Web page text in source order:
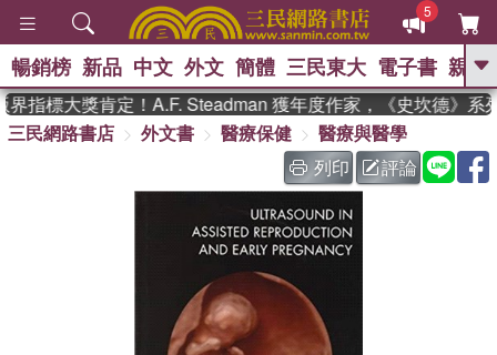
5
GO
熱搜： 東野圭吾 、 The Odyssey
、 如果歷史是一群喵 、 暑期
國際布克獎 臺灣漫遊錄 、 方
、 台灣的李登輝時代
孩：黎曼猜想 、 偉大的迷走神經
暢銷榜 新品 中文 外文 簡體 三民東大 電子書 親子
指標大獎肯定！A.F. Steadman 獲年度作家，《史坎德》系列
三民網路書店
外文書 醫療保健
醫療與醫學
列印
評論